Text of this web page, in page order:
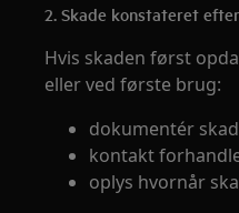
2. Skade konstateret
Hvis skaden først
eller ved første brug:
dokumentér
kontakt
oplys hvornår